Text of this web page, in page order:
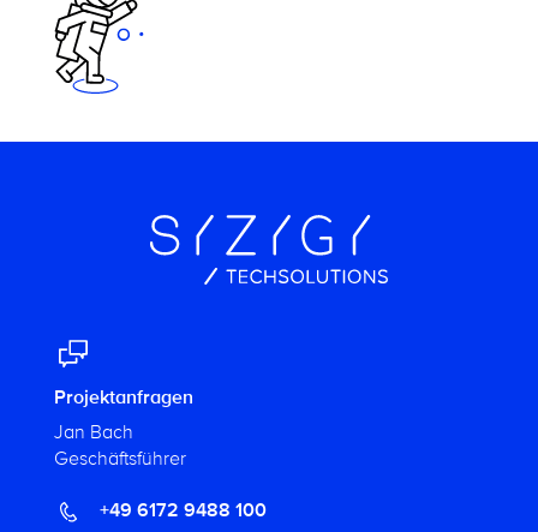
Projektanfragen
Jan Bach
Geschäftsführer
+49 6172 9488 100